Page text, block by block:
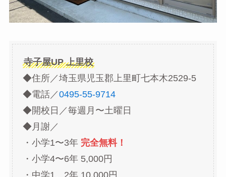
寺子屋UP 上里校
◆住所／埼玉県児玉郡上里町七本木2529-5
◆電話／0495-55-9714
◆開校日／毎週月〜土曜日
◆月謝／
・小学1〜3年 完全無料！
・小学4〜6年 5,000円